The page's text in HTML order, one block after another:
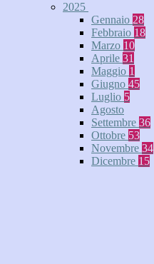
2025
Gennaio 28
Febbraio 18
Marzo 10
Aprile 31
Maggio 1
Giugno 45
Luglio 5
Agosto
Settembre 36
Ottobre 53
Novembre 34
Dicembre 15